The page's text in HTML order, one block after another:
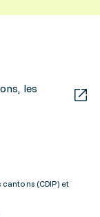
les
(CDIP) et